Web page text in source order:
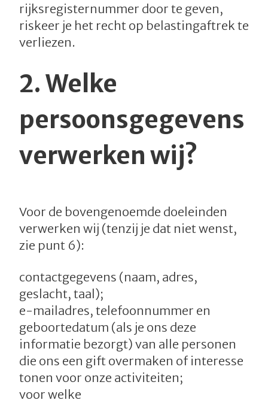
rijksregisternummer door te geven,
riskeer je het recht op belastingaftrek te
verliezen.
2. Welke
persoonsgegevens
verwerken wij?
Voor de bovengenoemde doeleinden
verwerken wij (tenzij je dat niet wenst,
zie punt 6):
contactgegevens (naam, adres,
geslacht, taal);
e-mailadres, telefoonnummer en
geboortedatum (als je ons deze
informatie bezorgt) van alle personen
die ons een gift overmaken of interesse
tonen voor onze activiteiten;
voor welke